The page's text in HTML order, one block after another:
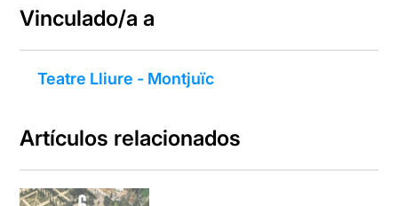
Vinculado/a a
Teatre Lliure - Montjuïc
Artículos relacionados